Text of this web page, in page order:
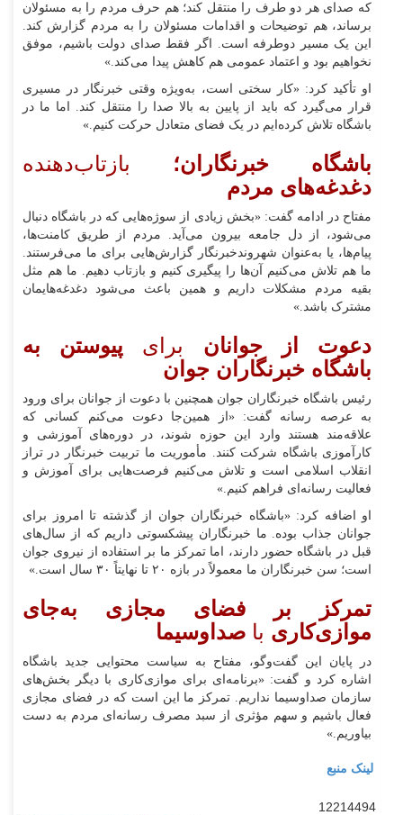
که صدای هر دو طرف را منتقل کند؛ هم حرف مردم را به مسئولان
برساند، هم توضیحات و اقدامات مسئولان را به مردم گزارش کند.
این یک مسیر دوطرفه است. اگر فقط صدای دولت باشیم، موفق
نخواهیم بود و اعتماد عمومی هم کاهش پیدا می‌کند.»
او تأکید کرد: «کار سختی است، به‌ویژه وقتی خبرنگار در مسیری
قرار می‌گیرد که باید از پایین به بالا صدا را منتقل کند. اما ما در
باشگاه تلاش کرده‌ایم در یک فضای متعادل حرکت کنیم.»
باشگاه خبرنگاران؛ بازتاب‌دهنده
دغدغه‌های مردم
مفتاح در ادامه گفت: «بخش زیادی از سوژه‌هایی که در باشگاه دنبال
می‌شود، از دل جامعه بیرون می‌آید. مردم از طریق کامنت‌ها،
پیام‌ها، یا به‌عنوان شهروندخبرنگار گزارش‌هایی برای ما می‌فرستند.
ما هم تلاش می‌کنیم آن‌ها را پیگیری کنیم و بازتاب دهیم. ما هم مثل
بقیه مردم مشکلات داریم و همین باعث می‌شود دغدغه‌هایمان
مشترک باشد.»
دعوت از جوانان برای پیوستن به
باشگاه خبرنگاران جوان
رئیس باشگاه خبرنگاران جوان همچنین با دعوت از جوانان برای ورود
به عرصه رسانه گفت: «از همین‌جا دعوت می‌کنم کسانی که
علاقه‌مند هستند وارد این حوزه شوند، در دوره‌های آموزشی و
کارآموزی باشگاه شرکت کنند. مأموریت ما تربیت خبرنگار در تراز
انقلاب اسلامی است و تلاش می‌کنیم فرصت‌هایی برای آموزش و
فعالیت رسانه‌ای فراهم کنیم.»
او اضافه کرد: «باشگاه خبرنگاران جوان از گذشته تا امروز برای
جوانان جذاب بوده. ما خبرنگاران پیشکسوتی داریم که از سال‌های
قبل در باشگاه حضور دارند، اما تمرکز ما بر استفاده از نیروی جوان
است؛ سن خبرنگاران ما معمولاً در بازه ۲۰ تا نهایتاً ۳۰ سال است.»
تمرکز بر فضای مجازی به‌جای
موازی‌کاری با صداوسیما
در پایان این گفت‌وگو، مفتاح به سیاست محتوایی جدید باشگاه
اشاره کرد و گفت: «برنامه‌ای برای موازی‌کاری با دیگر بخش‌های
سازمان صداوسیما نداریم. تمرکز ما این است که در فضای مجازی
فعال باشیم و سهم مؤثری از سبد مصرف رسانه‌ای مردم به دست
بیاوریم.»
لینک منبع
12214494